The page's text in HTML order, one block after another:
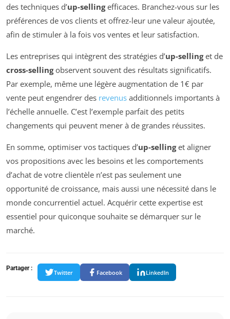
des techniques d’up-sellingefficaces. Branchez-vous sur les
préférences de vos clients et offrez-leur une valeur ajoutée,
afin de stimuler à la fois vos ventes et leur satisfaction.
Les entreprises qui intègrent des stratégies d’up-sellinget de
cross-sellingobservent souvent des résultats significatifs.
Par exemple, même une légère augmentation de 1€ par
vente peut engendrer des revenus additionnels importants à
l’échelle annuelle. C’est l’exemple parfait des petits
changements qui peuvent mener à de grandes réussites.
En somme, optimiser vos tactiques d’up-sellinget aligner
vos propositions avec les besoins et les comportements
d’achat de votre clientèle n’est pas seulement une
opportunité de croissance, mais aussi une nécessité dans le
monde concurrentiel actuel. Acquérir cette expertise est
essentiel pour quiconque souhaite se démarquer sur le
marché.
Partager :
Twitter Facebook LinkedIn